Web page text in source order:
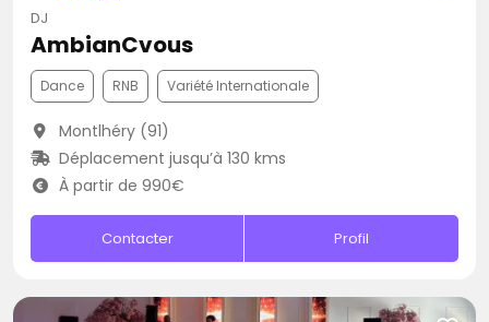
DJ
AmbianCvous
Dance RNB Variété Internationale
Montlhéry (91)
Déplacement jusqu’à 130 kms
À partir de 990€
Contacter Profil